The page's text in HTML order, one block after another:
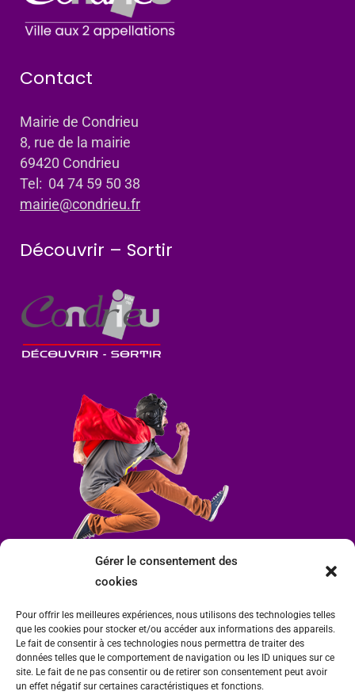
Gérer le consentement des
cookies
Pour offrir les meilleures expériences, nous utilisons des technologies telles
que les cookies pour stocker et/ou accéder aux informations des appareils.
Le fait de consentir à ces technologies nous permettra de traiter des
données telles que le comportement de navigation ou les ID uniques sur ce
site. Le fait de ne pas consentir ou de retirer son consentement peut avoir
un effet négatif sur certaines caractéristiques et fonctions.
Contact
Mairie de Condrieu
8, rue de la mairie
69420 Condrieu
Tel: 04 74 59 50 38
mairie@condrieu.fr
Découvrir – Sortir